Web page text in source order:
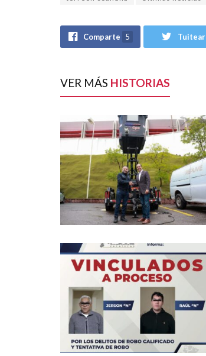
Comparte 5 Tuitear
VER MÁS HISTORIAS